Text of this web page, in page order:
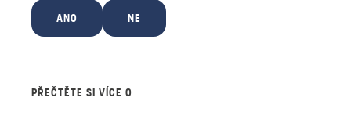
ANO NE
PŘEČTĚTE SI VÍCE O